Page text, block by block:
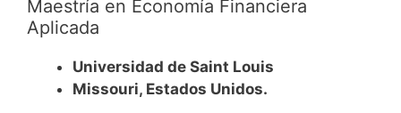
Maestría en Economía Financiera
Aplicada
Universidad de Saint Louis
Missouri, Estados Unidos.